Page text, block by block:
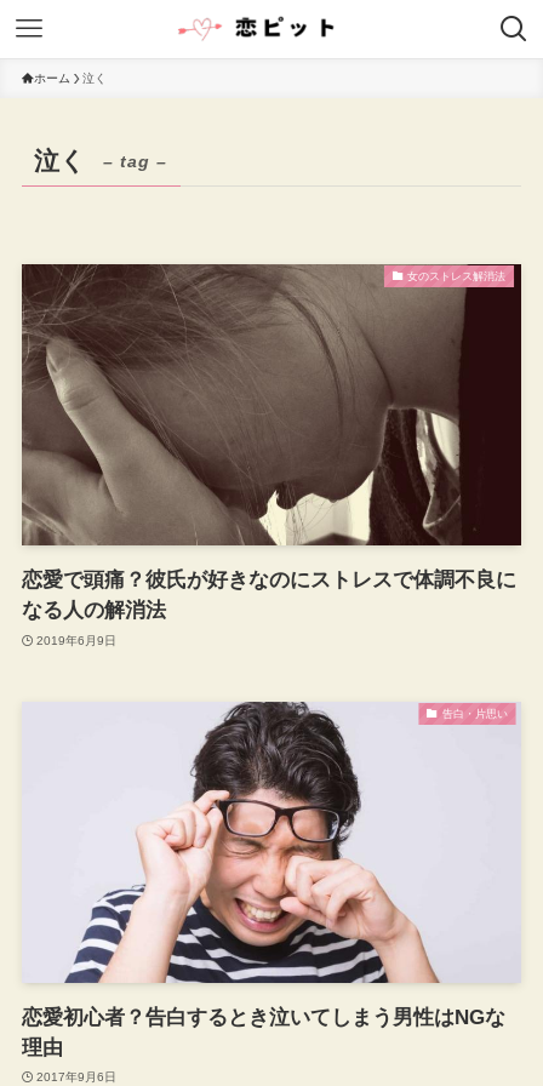
ホーム 泣く
泣く – tag –
女のストレス解消法
恋愛で頭痛？彼氏が好きなのにストレスで体調不良に
なる人の解消法
2019年6月9日
告白・片思い
恋愛初心者？告白するとき泣いてしまう男性はNGな
理由
2017年9月6日